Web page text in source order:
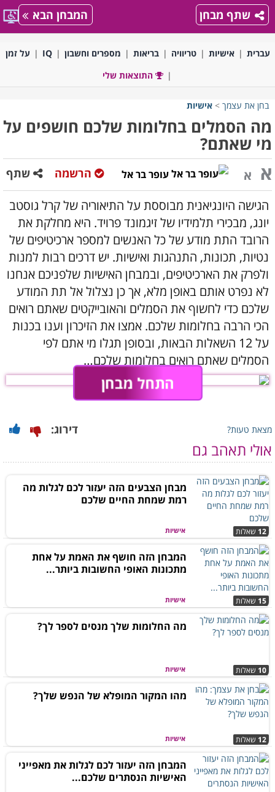
שתף מבחן המבחן הבא
עברית אישיות טריוויה בריאות מספרים וחשבון IQ
על זמן
התוצאות שלי
בחן את עצמך > אישיות
מה הסמלים בחלומות שלכם חושפים על
מי שאתם?
א א עופר בר אל שתף הרשמה
הגישה היונגיאנית מבוססת על התיאוריה של קרל גוסטב
יונג, מבכירי תלמידיו של זיגמונד פרויד. היא מחלקת את
הרובד התת מודע של כל האנשים למספר ארכיטיפים של
נטיות, תכונות, התנהגות ואישיות. יש דרכים רבות למנות
ולפרק את הארכיטיפים, ובמבחן האישיות שלפניכם אנחנו
לא נפרט אותם באופן מלא, אך כן נצלול אל תת המודע
שלכם כדי לחשוף את הסמלים והאובייקטים שאתם רואים
הכי הרבה בחלומות שלכם. אמצו את הזיכרון וענו בכנות
על 12 השאלות הבאות, ובסופן תגלו מי אתם לפי
הסמלים שאתם רואים בחלומות שלכם…
התחל מבחן
מצאת טעות? דירוג:
אולי תאהב גם
אישיות 12 שאלות
מבחן הצבעים הזה יעזור לכם לגלות מה
רמת שמחת החיים שלכם
אישיות 15 שאלות
המבחן הזה חושף את האמת על אחת
מתכונות האופי החשובות ביותר...
אישיות 10 שאלות
מה החלומות שלך מנסים לספר לך?
אישיות 12 שאלות
מהו המקור המופלא של הנפש שלך?
המבחן הזה יעזור לכם לגלות את מאפייני
האישיות הנסתרים שלכם...